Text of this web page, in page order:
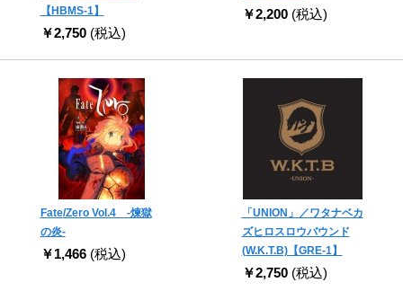
【HBMS-1】
￥2,750 (税込)
￥2,200 (税込)
Fate/Zero Vol.4 -煉獄
の炎-
￥1,466 (税込)
「UNION」／ワタナベカ
ズヒロスロウバウンド
(W.K.T.B)【GRE-1】
￥2,750 (税込)